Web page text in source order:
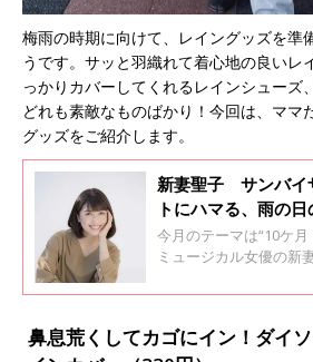
梅雨の時期に向けて、レイングッズを準
うです。サッと羽織れて着心地の良いレ
っかりカバーしてくれるレインシューズ
どれも素敵なものばかり！今回は、ママ
グッズをご紹介します。
新妻聖子 サンバイ
トにハマる、雨の
便利さを実感
今月のテーマは“10ケ月
ミュージカル女優の新
様子をユーモラスにつ
鼻息荒くしてカゴにイン！ダイ